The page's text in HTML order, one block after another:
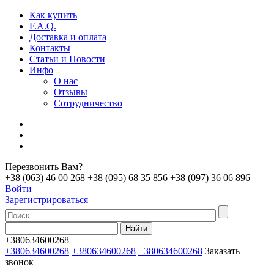
Как купить
F.A.Q.
Доставка и оплата
Контакты
Статьи и Новости
Инфо
О нас
Отзывы
Сотрудничество
Перезвонить Вам?
+38 (063) 46 00 268 +38 (095) 68 35 856 +38 (097) 36 06 896
Войти
Зарегистрироваться
+380634600268
+380634600268 +380634600268 +380634600268 Заказать
звонок